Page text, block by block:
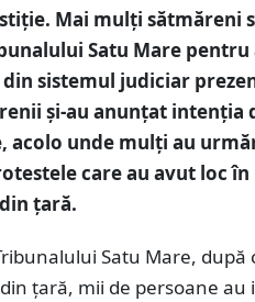
Mai mulți sătmăreni
Satu Mare
sistemul judiciar
și-au anunțat intenția
acolo unde mulți au
care au avut loc în
țară.
Satu Mare, după
țară, mii de persoane au